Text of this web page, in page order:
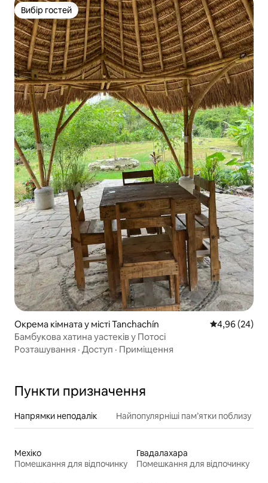
Вибір гостей
Вибір гостей
Окрема кімната у місті Tanchachín Середня
4,96 (24)
Бамбукова хатина уастеків у Потосі
Розташування · Доступ · Приміщення
Пункти призначення
Напрямки неподалік Найпопулярніші пам’ятки поблизу
Мехіко
Помешкання для відпочинку
Гвадалахара
Помешкання для відпочинку